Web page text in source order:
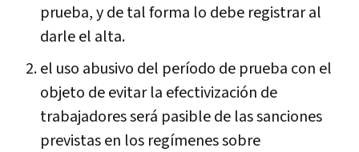
prueba, y de tal forma lo debe registrar al
darle el alta.
el uso abusivo del período de prueba con el
objeto de evitar la efectivización de
trabajadores será pasible de las sanciones
previstas en los regímenes sobre